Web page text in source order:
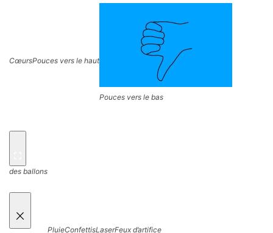
CœursPouces vers le haut
Pouces vers le bas
des ballons
PluieConfettisLaserFeux d’artifice